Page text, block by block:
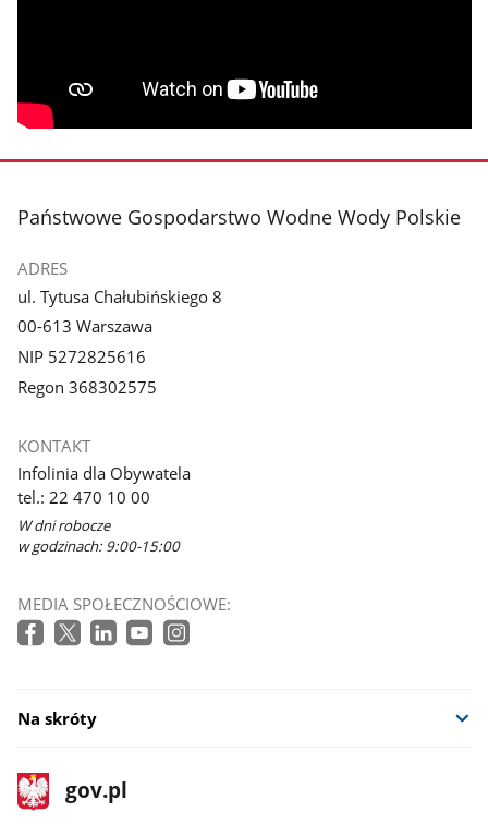
stopka
Państwowe Gospodarstwo Wodne Wody Polskie
ADRES
ul. Tytusa Chałubińskiego 8
00-613 Warszawa
NIP 5272825616
Regon 368302575
KONTAKT
Infolinia dla Obywatela
tel.: 22 470 10 00
W dni robocze
w godzinach: 9:00-15:00
MEDIA SPOŁECZNOŚCIOWE:
Na skróty
stopka
gov.pl
Strona
gov.pl